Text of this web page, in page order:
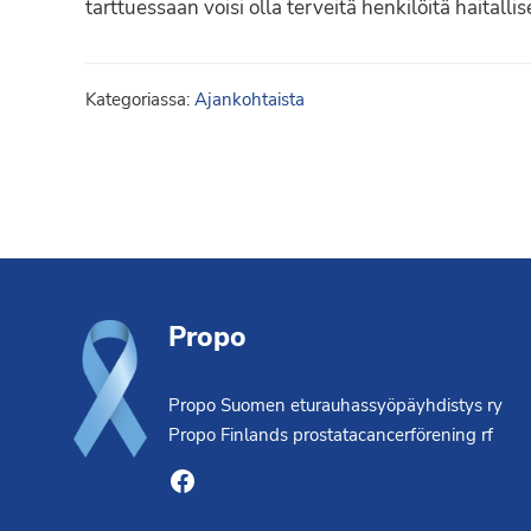
Syöpäyhdistyksen
tarttuessaan voisi olla terveitä henkilöitä
Kategoriassa:Ajankohtaista
Propo
Propo Suomen eturauhassyöpäyhdistys ry
Propo Finlands prostatacancerförening rf
Facebook